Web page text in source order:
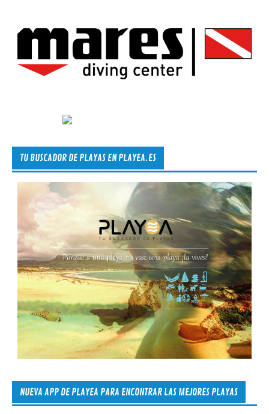
TU BUSCADOR DE PLAYAS EN PLAYEA.ES
NUEVA APP DE PLAYEA PARA ENCONTRAR LAS MEJORES PLAYAS